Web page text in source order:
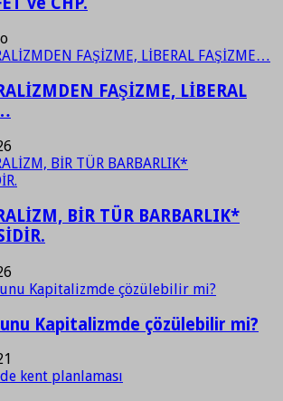
FAŞİZME, LİBERAL
BİR TÜR BARBARLIK*
Kapitalizmde çözülebilir mi?